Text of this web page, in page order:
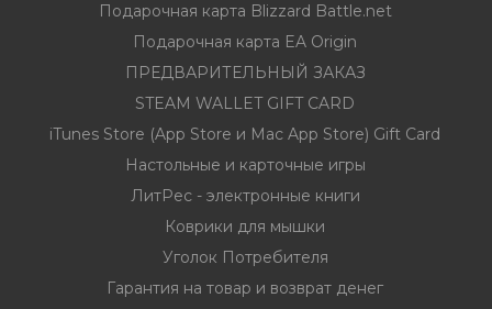
Подарочная карта Blizzard Battle.net
Подарочная карта EA Origin
ПРЕДВАРИТЕЛЬНЫЙ ЗАКАЗ
STEAM WALLET GIFT CARD
iTunes Store (App Store и Mac App Store) Gift Card
Настольные и карточные игры
ЛитРес - электронные книги
Коврики для мышки
Уголок Потребителя
Гарантия на товар и возврат денег